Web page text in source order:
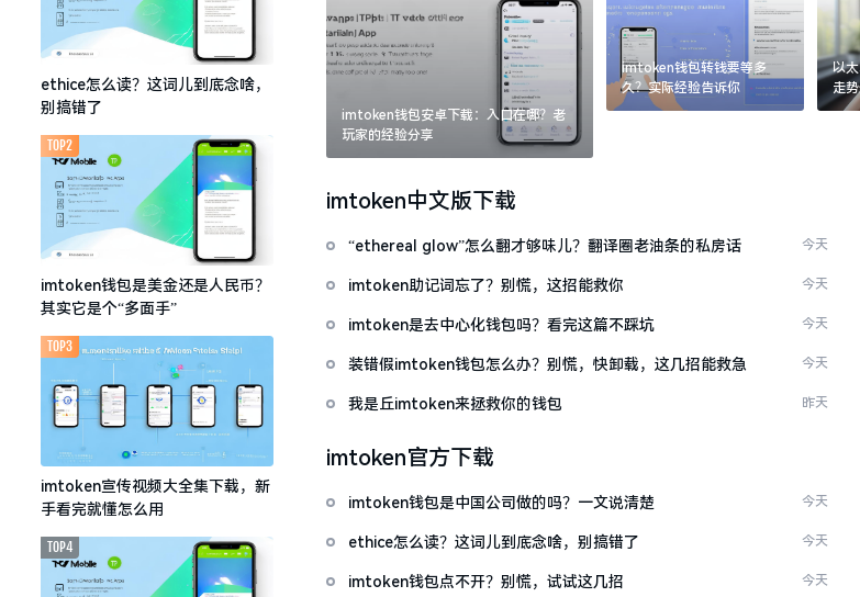
ethice怎么读？这词儿到底念啥，
别搞错了
imtoken钱包是美金还是人民币？
其实它是个“多面手”
TOP2
imtoken宣传视频大全集下载，新
手看完就懂怎么用
TOP3
TOP4
imtoken钱包安卓下载：入口在哪？老
玩家的经验分享
imtoken钱包转钱要等多
久？实际经验告诉你
以
走
涨
imtoken中文版下载
“ethereal glow”怎么翻才够味儿？翻译圈老油条的私房话 今天
imtoken助记词忘了？别慌，这招能救你 今天
imtoken是去中心化钱包吗？看完这篇不踩坑 今天
装错假imtoken钱包怎么办？别慌，快卸载，这几招能救急 今天
我是丘imtoken来拯救你的钱包 昨天
imtoken官方下载
imtoken钱包是中国公司做的吗？一文说清楚 今天
ethice怎么读？这词儿到底念啥，别搞错了 今天
imtoken钱包点不开？别慌，试试这几招 今天